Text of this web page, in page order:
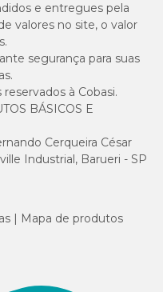
e entregues pela
valores no site, o valor
segurança para suas
à Cobasi.
BÁSICOS E
Cerqueira César
Industrial, Barueri - SP
Mapa de produtos